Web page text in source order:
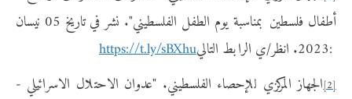
أطفال فلسطين بمناسبة يوم الطفل الفلسطيني". نشر في تاريخ 05 نيسان
2023. انظر/ي الرابط التالي:
https://t.ly/sBXhu
[2]
- الجهاز المركزي للإحصاء الفلسطيني. "عدوان الاحتلال الاسرائيلي